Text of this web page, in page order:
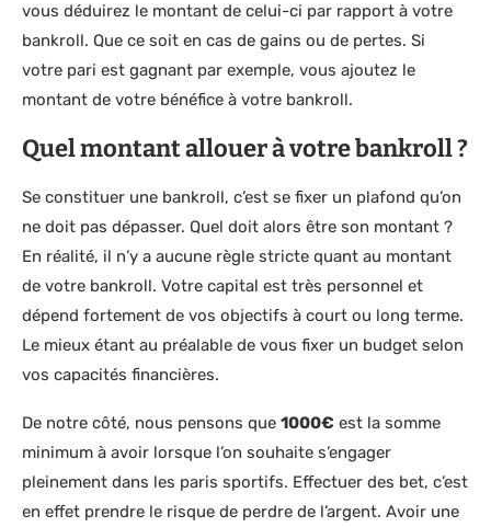
vous déduirez le montant de celui-ci par rapport à votre
bankroll. Que ce soit en cas de gains ou de pertes. Si
votre pari est gagnant par exemple, vous ajoutez le
montant de votre bénéfice à votre bankroll.
Quel montant allouer à votre bankroll ?
Se constituer une bankroll, c’est se fixer un plafond qu’on
ne doit pas dépasser. Quel doit alors être son montant ?
En réalité, il n’y a aucune règle stricte quant au montant
de votre bankroll. Votre capital est très personnel et
dépend fortement de vos objectifs à court ou long terme.
Le mieux étant au préalable de vous fixer un budget selon
vos capacités financières.
De notre côté, nous pensons que 1000€ est la somme
minimum à avoir lorsque l’on souhaite s’engager
pleinement dans les paris sportifs. Effectuer des bet, c’est
en effet prendre le risque de perdre de l’argent. Avoir une